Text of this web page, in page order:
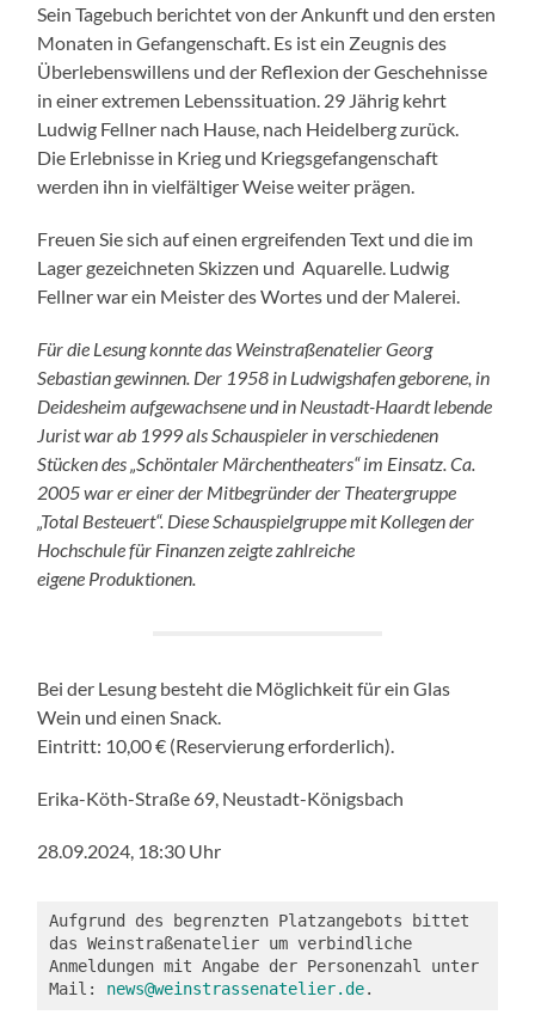
Sein Tagebuch berichtet von der Ankunft und den ersten
Monaten in Gefangenschaft. Es ist ein Zeugnis des
Überlebenswillens und der Reflexion der Geschehnisse
in einer extremen Lebenssituation. 29 Jährig kehrt
Ludwig Fellner nach Hause, nach Heidelberg zurück.
Die Erlebnisse in Krieg und Kriegsgefangenschaft
werden ihn in vielfältiger Weise weiter prägen.
Freuen Sie sich auf einen ergreifenden Text und die im
Lager gezeichneten Skizzen und Aquarelle. Ludwig
Fellner war ein Meister des Wortes und der Malerei.
Für die Lesung konnte das Weinstraßenatelier Georg
Sebastian gewinnen. Der 1958 in Ludwigshafen geborene, in
Deidesheim aufgewachsene und in Neustadt-Haardt lebende
Jurist war ab 1999 als Schauspieler in verschiedenen
Stücken des „Schöntaler Märchentheaters“ im Einsatz. Ca.
2005 war er einer der Mitbegründer der Theatergruppe
„Total Besteuert“. Diese Schauspielgruppe mit Kollegen der
Hochschule für Finanzen zeigte zahlreiche
eigene Produktionen.
Bei der Lesung besteht die Möglichkeit für ein Glas
Wein und einen Snack.
Eintritt: 10,00 € (Reservierung erforderlich).
Erika-Köth-Straße 69, Neustadt-Königsbach
28.09.2024, 18:30 Uhr
Aufgrund des begrenzten Platzangebots bittet
das Weinstraßenatelier um verbindliche
Anmeldungen mit Angabe der Personenzahl unter
Mail: news@weinstrassenatelier.de.